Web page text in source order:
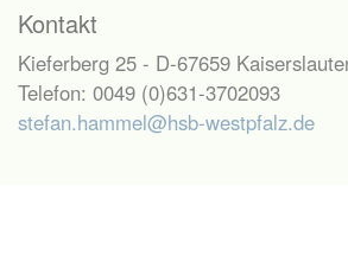
Kontakt
Kieferberg 25 - D-67659
Telefon: 0049 (0)631-3702093
stefan.hammel@hsb-westpfalz.de